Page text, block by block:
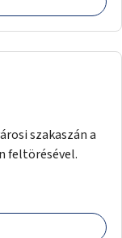
szakaszán a
feltörésével.